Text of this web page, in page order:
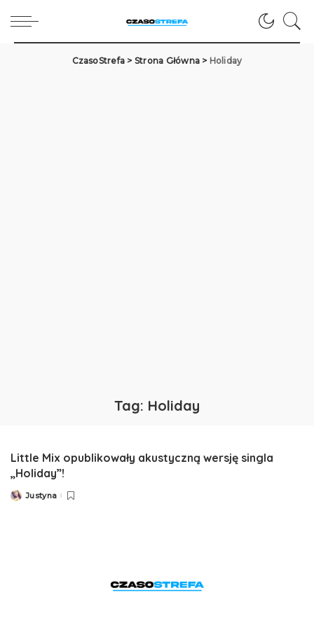
CzasoStrefa > Strona Główna > Holiday
Tag: Holiday
Little Mix opublikowały akustyczną wersję singla
„Holiday”!
PostedJustyna